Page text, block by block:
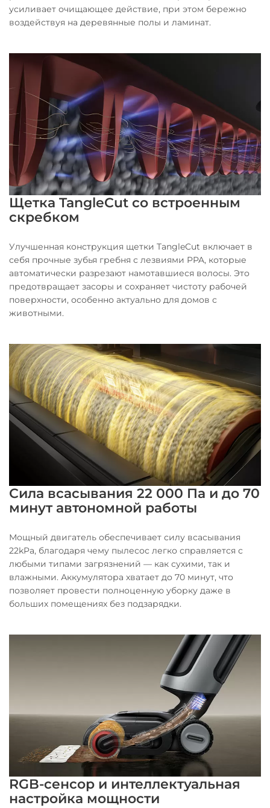
усиливает очищающее действие, при этом бережно
воздействуя на деревянные полы и ламинат.
Щетка TangleCut со встроенным
скребком
Улучшенная конструкция щетки TangleCut включает в
себя прочные зубья гребня с лезвиями PPA, которые
автоматически разрезают намотавшиеся волосы. Это
предотвращает засоры и сохраняет чистоту рабочей
поверхности, особенно актуально для домов с
животными.
Сила всасывания 22 000 Па и до 70
минут автономной работы
Мощный двигатель обеспечивает силу всасывания
22kPa, благодаря чему пылесос легко справляется с
любыми типами загрязнений — как сухими, так и
влажными. Аккумулятора хватает до 70 минут, что
позволяет провести полноценную уборку даже в
больших помещениях без подзарядки.
RGB-сенсор и интеллектуальная
настройка мощности